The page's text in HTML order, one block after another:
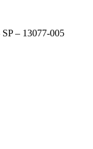
– 13077-005